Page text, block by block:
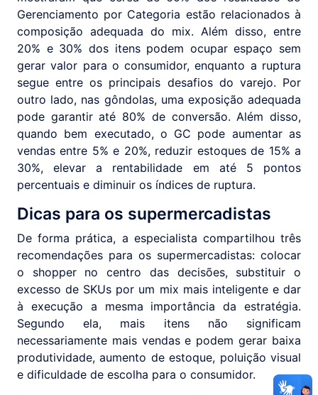
Gerenciamento por Categoria estão relacionados à
composição adequada do mix. Além disso, entre
20% e 30% dos itens podem ocupar espaço sem
gerar valor para o consumidor, enquanto a ruptura
segue entre os principais desafios do varejo. Por
outro lado, nas gôndolas, uma exposição adequada
pode garantir até 80% de conversão. Além disso,
quando bem executado, o GC pode aumentar as
vendas entre 5% e 20%, reduzir estoques de 15% a
30%, elevar a rentabilidade em até 5 pontos
percentuais e diminuir os índices de ruptura.
Dicas para os supermercadistas
De forma prática, a especialista compartilhou três
recomendações para os supermercadistas: colocar
o shopper no centro das decisões, substituir o
excesso de SKUs por um mix mais inteligente e dar
à execução a mesma importância da estratégia.
Segundo ela, mais itens não significam
necessariamente mais vendas e podem gerar baixa
produtividade, aumento de estoque, poluição visual
e dificuldade de escolha para o consumidor.